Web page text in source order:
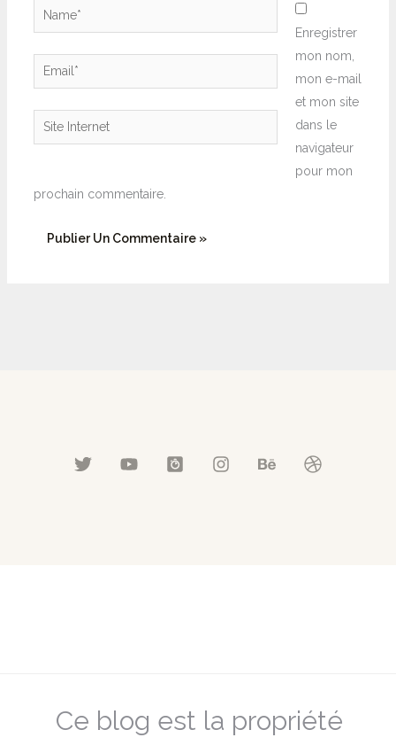
Name*
Email*
Site
Internet
Enregistrer
mon nom,
mon e-mail
et mon site
dans le
navigateur
pour mon
prochain commentaire.
Ce blog est la propriété